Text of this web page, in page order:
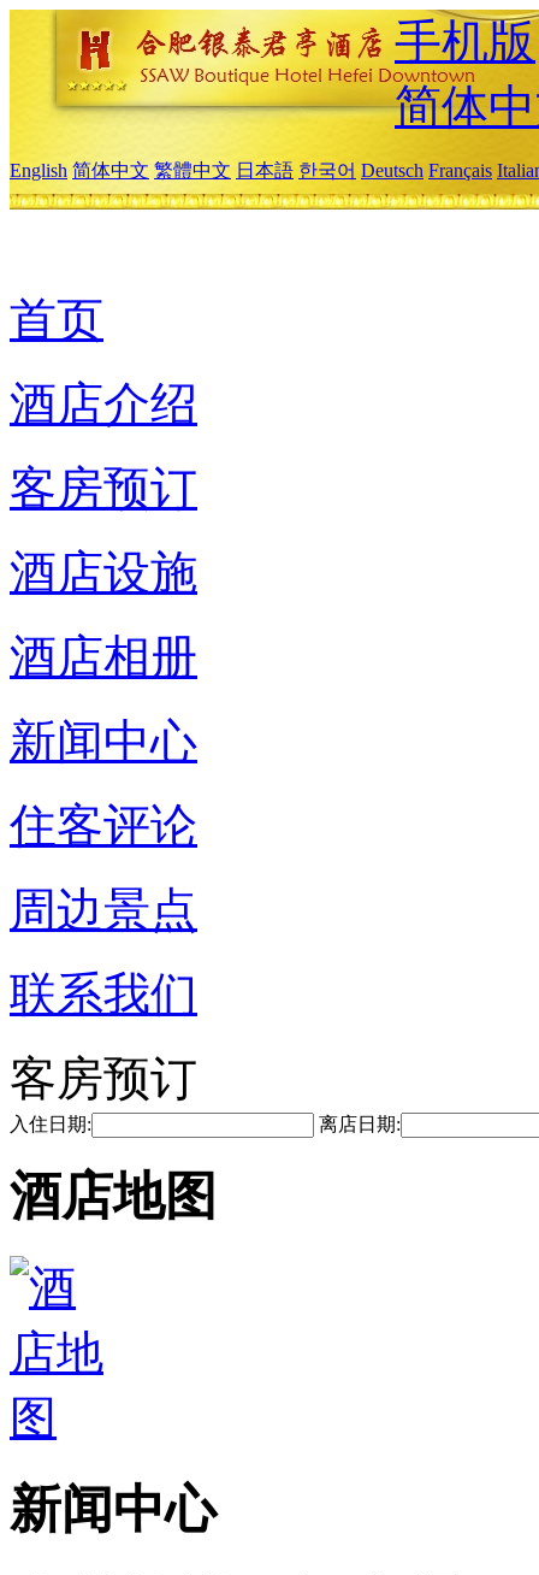
手机版
简体
English 简体中文 繁體中文 日本語 한국어 Deutsch Français
首页
酒店介绍
客房预订
酒店设施
酒店相册
新闻中心
住客评论
周边景点
联系我们
客房预订
入住日期: 离店日期:
酒店地图
新闻中心